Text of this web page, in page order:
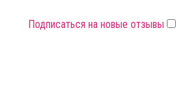
Подписаться на новые отзывы